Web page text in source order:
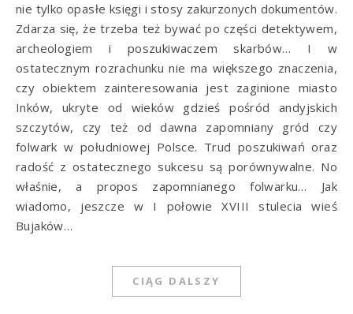
nie tylko opasłe księgi i stosy zakurzonych dokumentów.
Zdarza się, że trzeba też bywać po części detektywem,
archeologiem i poszukiwaczem skarbów… I w
ostatecznym rozrachunku nie ma większego znaczenia,
czy obiektem zainteresowania jest zaginione miasto
Inków, ukryte od wieków gdzieś pośród andyjskich
szczytów, czy też od dawna zapomniany gród czy
folwark w południowej Polsce. Trud poszukiwań oraz
radość z ostatecznego sukcesu są porównywalne. No
właśnie, a propos zapomnianego folwarku… Jak
wiadomo, jeszcze w I połowie XVIII stulecia wieś
Bujaków…
CIĄG DALSZY